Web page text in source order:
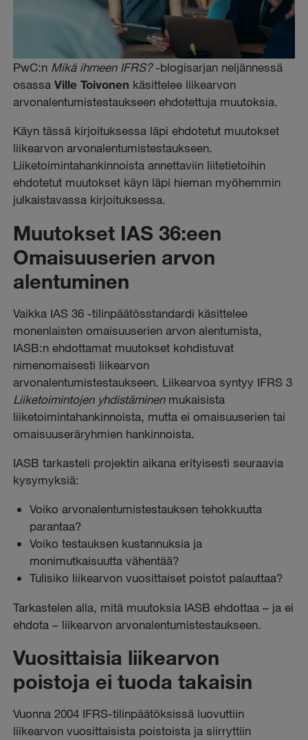
PwC:n Mikä ihmeen IFRS?-blogisarjan neljännessä
osassaVille Toivonen käsittelee liikearvon
arvonalentumistestaukseen ehdotettuja muutoksia.
Käyn tässä kirjoituksessa läpi ehdotetut muutokset
liikearvon arvonalentumistestaukseen.
Liiketoimintahankinnoista annettaviin liitetietoihin
ehdotetut muutokset käyn läpi hieman myöhemmin
julkaistavassa kirjoituksessa.
Muutokset IAS 36:een
Omaisuuserien arvon
alentuminen
Vaikka IAS 36 -tilinpäätösstandardi käsittelee
monenlaisten omaisuuserien arvon alentumista,
IASB:n ehdottamat muutokset kohdistuvat
nimenomaisesti liikearvon
arvonalentumistestaukseen. Liikearvoa syntyy IFRS 3
Liiketoimintojen yhdistäminenmukaisista
liiketoimintahankinnoista, mutta ei omaisuuserien tai
omaisuuseräryhmien hankinnoista.
IASB tarkasteli projektin aikana erityisesti seuraavia
kysymyksiä:
Voiko arvonalentumistestauksen tehokkuutta
parantaa?
Voiko testauksen kustannuksia ja
monimutkaisuutta vähentää?
Tulisiko liikearvon vuosittaiset poistot palauttaa?
Tarkastelen alla, mitä muutoksia IASB ehdottaa – ja ei
ehdota – liikearvon arvonalentumistestaukseen.
Vuosittaisia liikearvon
poistoja ei tuoda takaisin
Vuonna 2004 IFRS-tilinpäätöksissä luovuttiin
liikearvon vuosittaisista poistoista ja siirryttiin